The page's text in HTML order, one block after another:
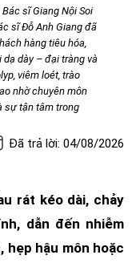
sĩ Giang Nội Soi
sĩ Đỗ Anh Giang đã
hàng tiêu hóa,
dày – đại tràng và
viêm loét, trào
nhờ chuyên môn
sự tận tâm trong
Đã trả lời: 04/08/2026
rát kéo dài, chảy
dẫn đến nhiễm
hẹp hậu môn hoặc